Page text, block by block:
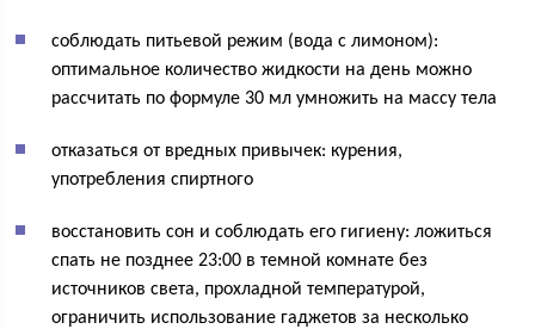
соблюдать питьевой режим (вода с лимоном):
оптимальное количество жидкости на день можно
рассчитать по формуле 30 мл умножить на массу тела
отказаться от вредных привычек: курения,
употребления спиртного
восстановить сон и соблюдать его гигиену: ложиться
спать не позднее 23:00 в темной комнате без
источников света, прохладной температурой,
ограничить использование гаджетов за несколько